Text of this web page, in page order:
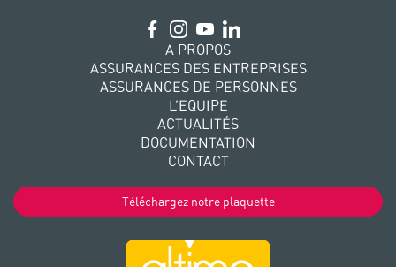
A PROPOS
ASSURANCES DES ENTREPRISES
ASSURANCES DE PERSONNES
L’EQUIPE
ACTUALITÉS
DOCUMENTATION
CONTACT
Téléchargez notre plaquette